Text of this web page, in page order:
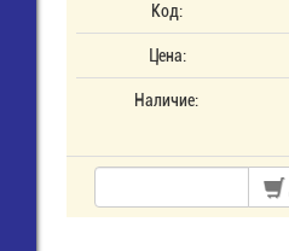
Код:
Цена:
Наличие: